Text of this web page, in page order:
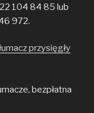
104 84 85 lub
972.
przysięgły
bezpłatna